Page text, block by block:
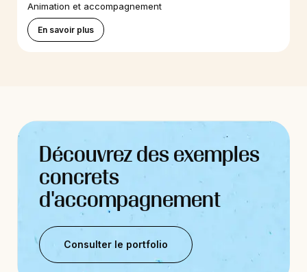
Animation et accompagnement
En savoir plus
Découvrez des exemples
concrets
d'accompagnement
Consulter le portfolio